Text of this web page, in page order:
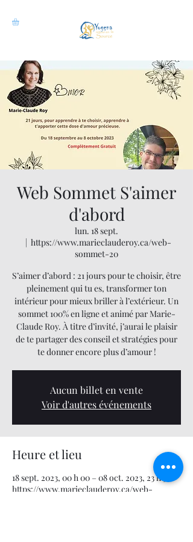
Web Sommet S'aimer
d'abord
lun. 18 sept.
  |
https://www.marieclauderoy.ca/web-
sommet-20
S’aimer d’abord : 21 jours pour te choisir, être
pleinement qui tu es, transformer ton
intérieur pour mieux briller à l’extérieur. Un
sommet 100% en ligne et animé par Marie-
Claude Roy. À titre d’invité, j’aurai le plaisir
de te partager des conseil et stratégies pour
te donner encore plus d’amour !
Aucun billet en vente
Voir d'autres événements
Heure et lieu
18 sept. 2023, 00 h 00 – 08 oct. 2023, 23 h 59
https://www.marieclauderoy.ca/web-